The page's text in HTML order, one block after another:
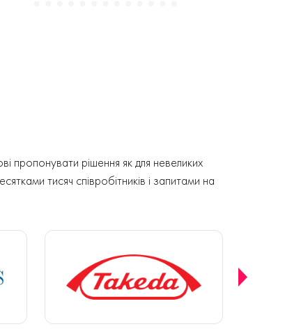
пропонувати рішення як для невеликих
тисяч співробітників і запитами на